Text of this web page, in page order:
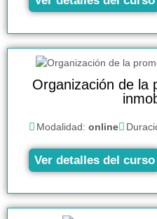
Organización de la
Modalidad: online
Ver detalles del curso